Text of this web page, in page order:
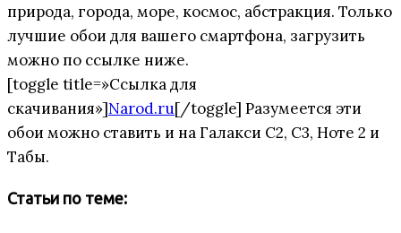
природа, города, море, космос, абстракция. Только
лучшие обои для вашего смартфона, загрузить
можно по ссылке ниже.
[toggle title=»Ссылка для
скачивания»]Narod.ru[/toggle] Разумеется эти
обои можно ставить и на Галакси С2, С3, Ноте 2 и
Табы.
Статьи по теме: